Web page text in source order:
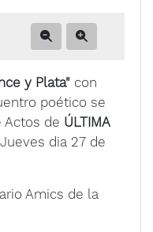
y Plata" con
poético se
Actos de ÚLTIMA
dia 27 de
Amics de la